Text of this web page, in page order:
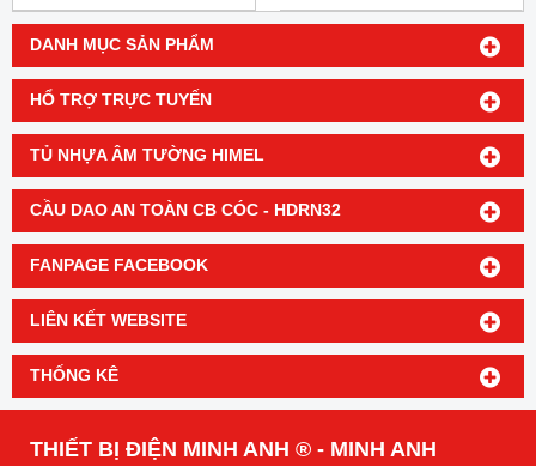
DANH MỤC SẢN PHẨM
HỔ TRỢ TRỰC TUYẾN
TỦ NHỰA ÂM TƯỜNG HIMEL
CẦU DAO AN TOÀN CB CÓC - HDRN32
FANPAGE FACEBOOK
LIÊN KẾT WEBSITE
THỐNG KÊ
THIẾT BỊ ĐIỆN MINH ANH ® - MINH ANH